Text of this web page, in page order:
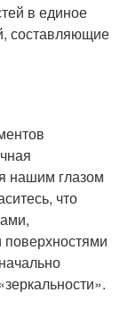
в единое
составляющие
нашим глазом
что